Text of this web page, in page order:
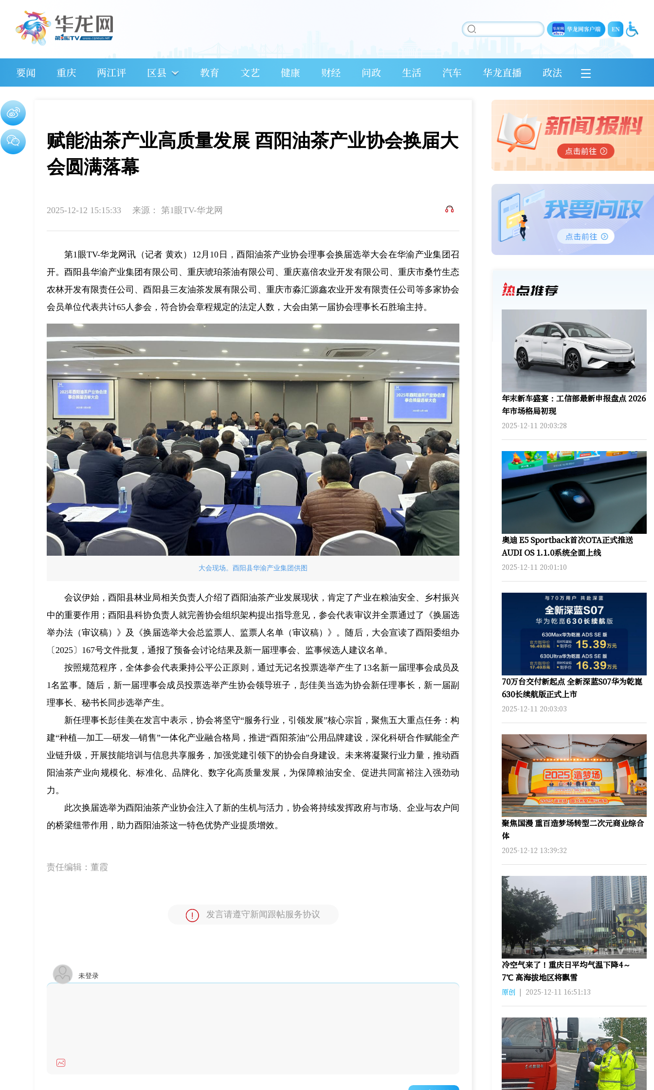
要闻 重庆 两江评 区县 教育 文艺 健康 财经 问政 生活 汽车 华龙直播 政法
赋能油茶产业高质量发展 酉阳油茶产业协会换届大
会圆满落幕
2025-12-12 15:15:33 来源： 第1眼TV-华龙网
第1眼TV-华龙网讯（记者 黄欢）12月10日，酉阳油茶产业协会理事会换届选举大会在华渝产业集团召
开。酉阳县华渝产业集团有限公司、重庆琥珀茶油有限公司、重庆嘉倍农业开发有限公司、重庆市桑竹生态
农林开发有限责任公司、酉阳县三友油茶发展有限公司、重庆市淼汇源鑫农业开发有限责任公司等多家协会
会员单位代表共计65人参会，符合协会章程规定的法定人数，大会由第一届协会理事长石胜瑜主持。
大会现场。酉阳县华渝产业集团供图
会议伊始，酉阳县林业局相关负责人介绍了酉阳油茶产业发展现状，肯定了产业在粮油安全、乡村振兴
中的重要作用；酉阳县科协负责人就完善协会组织架构提出指导意见，参会代表审议并全票通过了《换届选
举办法（审议稿）》及《换届选举大会总监票人、监票人名单（审议稿）》。随后，大会宣读了酉阳委组办
〔2025〕167号文件批复，通报了预备会讨论结果及新一届理事会、监事候选人建议名单。
按照规范程序，全体参会代表秉持公平公正原则，通过无记名投票选举产生了13名新一届理事会成员及
1名监事。随后，新一届理事会成员投票选举产生协会领导班子，彭佳美当选为协会新任理事长，新一届副
理事长、秘书长同步选举产生。
新任理事长彭佳美在发言中表示，协会将坚守“服务行业，引领发展”核心宗旨，聚焦五大重点任务：构
建“种植—加工—研发—销售”一体化产业融合格局，推进“酉阳茶油”公用品牌建设，深化科研合作赋能全产
业链升级，开展技能培训与信息共享服务，加强党建引领下的协会自身建设。未来将凝聚行业力量，推动酉
阳油茶产业向规模化、标准化、品牌化、数字化高质量发展，为保障粮油安全、促进共同富裕注入强劲动
力。
此次换届选举为酉阳油茶产业协会注入了新的生机与活力，协会将持续发挥政府与市场、企业与农户间
的桥梁纽带作用，助力酉阳油茶这一特色优势产业提质增效。
责任编辑： 董霞
发言请遵守新闻跟帖服务协议
未登录
年末新车盛宴：工信部最新申报盘点 2026
年市场格局初现
2025-12-11 20:03:28
奥迪 E5 Sportback首次OTA正式推送
AUDI OS 1.1.0系统全面上线
2025-12-11 20:01:10
70万台交付新起点 全新深蓝S07华为乾崑
630长续航版正式上市
2025-12-11 20:03:03
聚焦国漫 重百造梦场转型二次元商业综合
体
2025-12-12 13:39:32
冷空气来了！重庆日平均气温下降4～
7℃ 高海拔地区将飘雪
原创 | 2025-12-11 16:51:13